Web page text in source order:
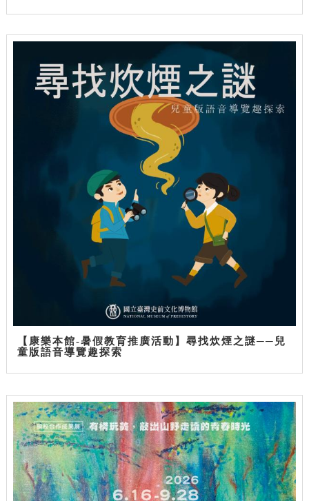
【康樂本館-暑假教育推廣活動】尋找炊煙之謎──兒
童版語音導覽趣探索